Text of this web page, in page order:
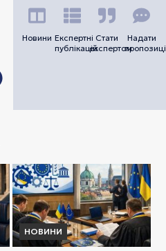
Новини Експертні
публікацій
Стати
експертом
Надати
НОВИНИ